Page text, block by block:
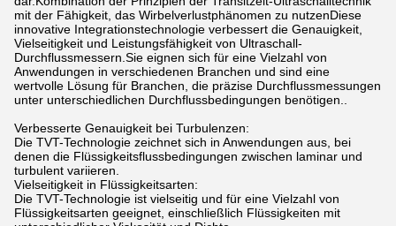
mit der Fähigkeit, das Wirbelverlustphänomen zu nutzenDiese
innovative Integrationstechnologie verbessert die Genauigkeit,
Vielseitigkeit und Leistungsfähigkeit von Ultraschall-
Durchflussmessern.Sie eignen sich für eine Vielzahl von
Anwendungen in verschiedenen Branchen und sind eine
wertvolle Lösung für Branchen, die präzise Durchflussmessungen
unter unterschiedlichen Durchflussbedingungen benötigen..
Verbesserte Genauigkeit bei Turbulenzen:
Die TVT-Technologie zeichnet sich in Anwendungen aus, bei
denen die Flüssigkeitsflussbedingungen zwischen laminar und
turbulent variieren.
Vielseitigkeit in Flüssigkeitsarten:
Die TVT-Technologie ist vielseitig und für eine Vielzahl von
Flüssigkeitsarten geeignet, einschließlich Flüssigkeiten mit